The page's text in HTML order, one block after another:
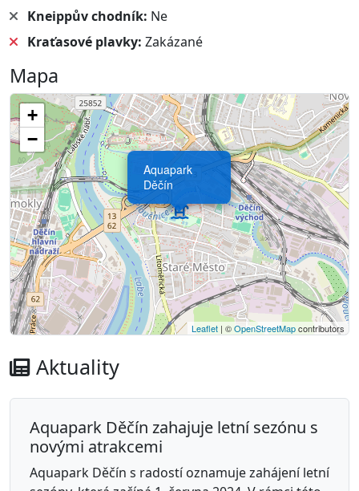
Kneippův chodník: Ne
Kraťasové plavky: Zakázané
Mapa
Aquapark
Děčín
+
−
Leaflet | ©OpenStreetMapcontributors
Aktuality
Aquapark Děčín zahajuje letní sezónu s
novými atrakcemi
Aquapark Děčín s radostí oznamuje zahájení letní